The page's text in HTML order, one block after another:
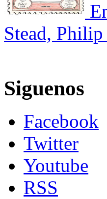
Stead,
Siguenos
Facebook
Twitter
Youtube
RSS